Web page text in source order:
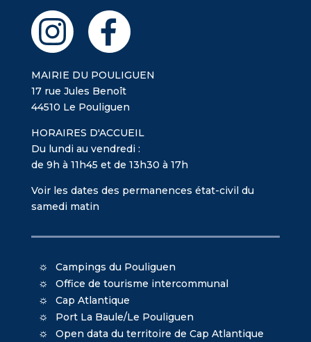
MAIRIE DU POULIGUEN
17 rue Jules Benoît
44510 Le Pouliguen
HORAIRES D'ACCUEIL
Du lundi au vendredi :
de 9h à 11h45 et de 13h30 à 17h
Voir les dates des permanences état-civil du
samedi matin
Campings du Pouliguen
Office de tourisme intercommunal
Cap Atlantique
Port La Baule/Le Pouliguen
Open data du territoire de Cap Atlantique